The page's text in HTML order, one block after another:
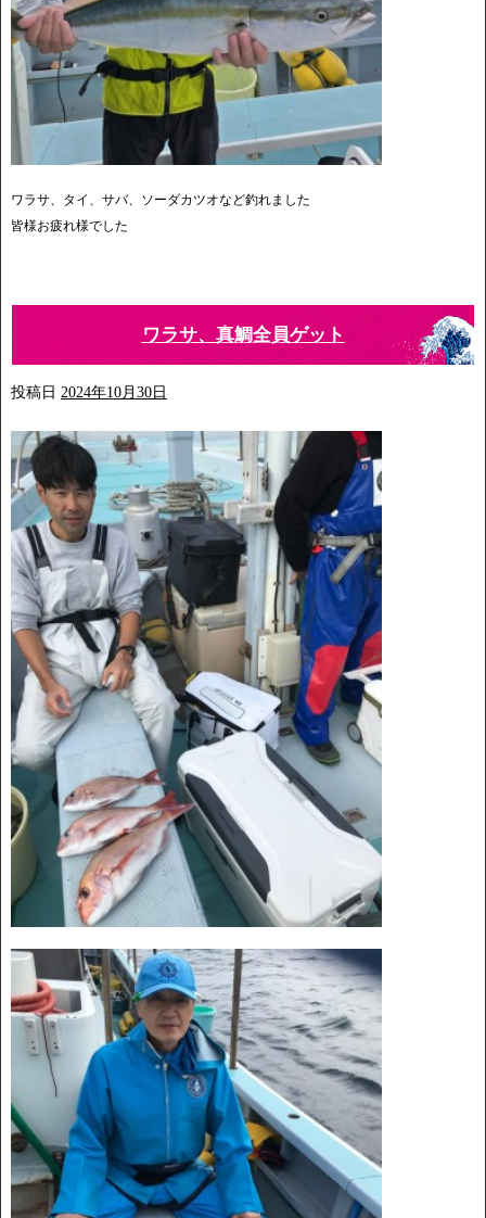
ワラサ、タイ、サバ、ソーダカツオなど釣れました
皆様お疲れ様でした
ワラサ、真鯛全員ゲット
投稿日 2024年10月30日